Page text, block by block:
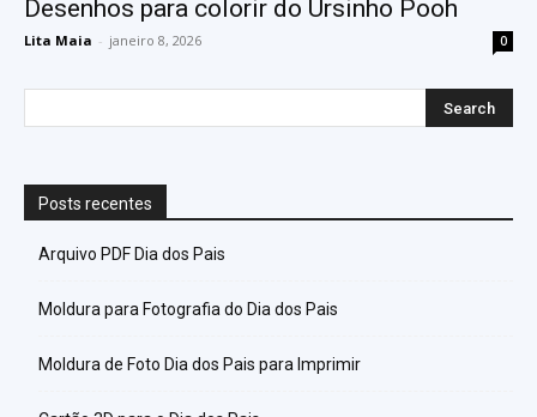
Desenhos para colorir do Ursinho Pooh
Lita Maia - janeiro 8, 2026 0
Posts recentes
Arquivo PDF Dia dos Pais
Moldura para Fotografia do Dia dos Pais
Moldura de Foto Dia dos Pais para Imprimir